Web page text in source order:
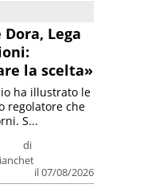
Lega
la scelta»
di
il 07/08/2026
ha illustrato le
regolatore che
S...